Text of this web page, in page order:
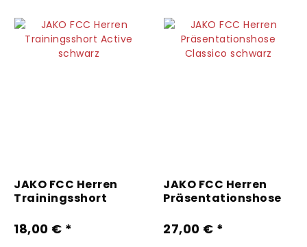
JAKO FCC Herren
Trainingsshort
18,00 € *
JAKO FCC Herren
Präsentationshose
27,00 € *